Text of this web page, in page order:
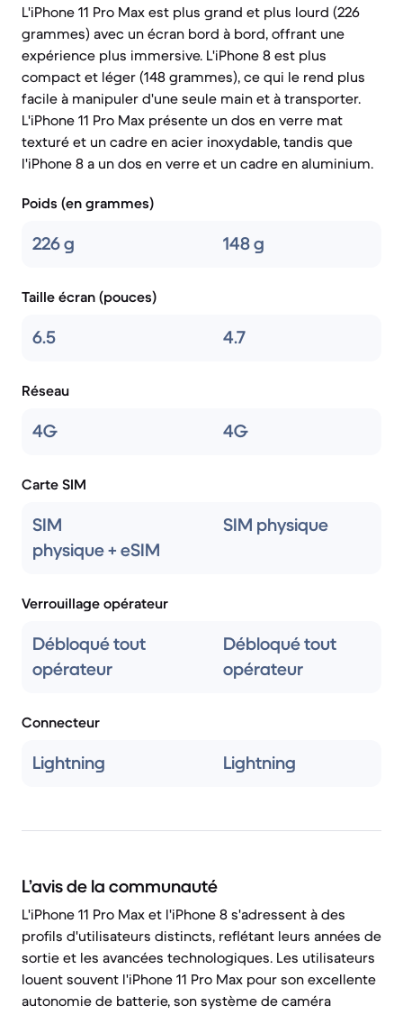
L'iPhone 11 Pro Max est plus grand et plus lourd (226
grammes) avec un écran bord à bord, offrant une
expérience plus immersive. L'iPhone 8 est plus
compact et léger (148 grammes), ce qui le rend plus
facile à manipuler d'une seule main et à transporter.
L'iPhone 11 Pro Max présente un dos en verre mat
texturé et un cadre en acier inoxydable, tandis que
l'iPhone 8 a un dos en verre et un cadre en aluminium.
Poids (en grammes)
226 g 148 g
Taille écran (pouces)
6.5 4.7
Réseau
4G 4G
Carte SIM
SIM
physique + eSIM
SIM physique
Verrouillage opérateur
Débloqué tout
opérateur
Débloqué tout
opérateur
Connecteur
Lightning Lightning
L’avis de la communauté
L'iPhone 11 Pro Max et l'iPhone 8 s'adressent à des
profils d'utilisateurs distincts, reflétant leurs années de
sortie et les avancées technologiques. Les utilisateurs
louent souvent l'iPhone 11 Pro Max pour son excellente
autonomie de batterie, son système de caméra